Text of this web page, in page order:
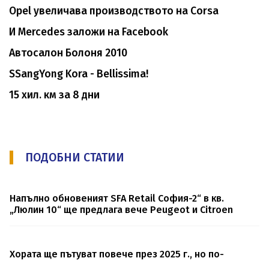
Opel увеличава производството на Corsa
И Mercedes заложи на Facebook
Автосалон Болоня 2010
SSangYong Kora - Bellissima!
15 хил. км за 8 дни
ПОДОБНИ СТАТИИ
Напълно обновеният SFA Retail София-2“ в кв.
„Люлин 10“ ще предлага вече Peugeot и Citroen
Хората ще пътуват повече през 2025 г., но по-